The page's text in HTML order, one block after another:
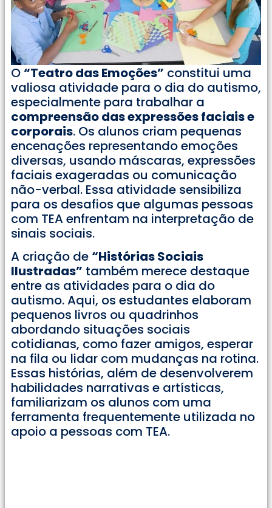
O “Teatro das Emoções” constitui uma
valiosa atividade para o dia do autismo,
especialmente para trabalhar a
compreensão das expressões faciais e
corporais. Os alunos criam pequenas
encenações representando emoções
diversas, usando máscaras, expressões
faciais exageradas ou comunicação
não-verbal. Essa atividade sensibiliza
para os desafios que algumas pessoas
com TEA enfrentam na interpretação de
sinais sociais.
A criação de “Histórias Sociais
Ilustradas” também merece destaque
entre as atividades para o dia do
autismo. Aqui, os estudantes elaboram
pequenos livros ou quadrinhos
abordando situações sociais
cotidianas, como fazer amigos, esperar
na fila ou lidar com mudanças na rotina.
Essas histórias, além de desenvolverem
habilidades narrativas e artísticas,
familiarizam os alunos com uma
ferramenta frequentemente utilizada no
apoio a pessoas com TEA.